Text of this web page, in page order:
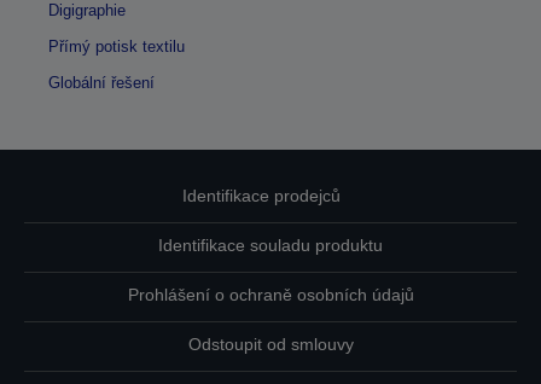
Digigraphie
Přímý potisk textilu
Globální řešení
Identifikace prodejců
Identifikace souladu produktu
Prohlášení o ochraně osobních údajů
Odstoupit od smlouvy